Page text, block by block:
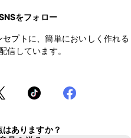
をフォロー
セプトに、簡単においしく作れる
信しています。
ありますか？